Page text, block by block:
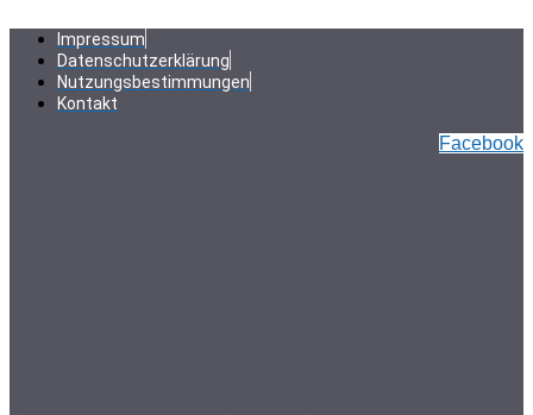
Inhalt
springen
Impressum
Datenschutzerklärung
Nutzungsbestimmungen
Kontakt
Facebook